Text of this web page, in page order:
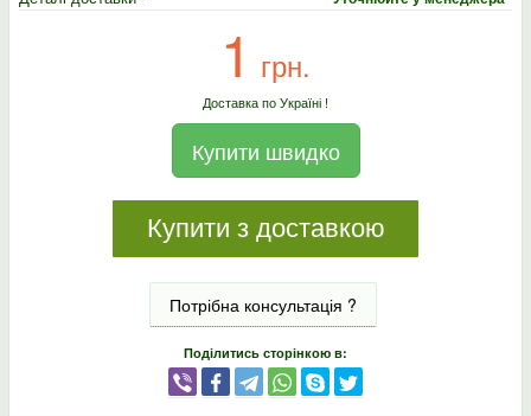
1 грн.
Доставка по Україні !
Купити швидко
Купити з доставкою
Потрібна консультація ?
Поділитись сторінкою в: